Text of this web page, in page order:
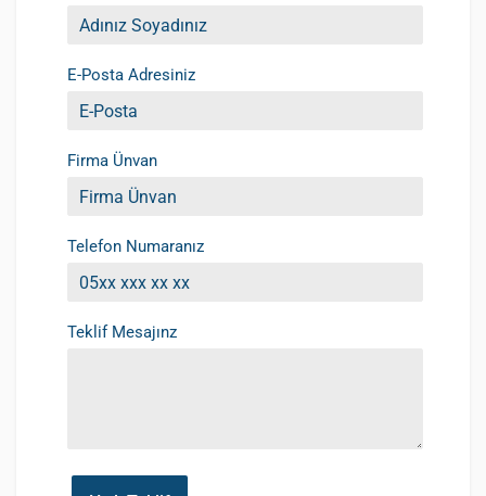
E-Posta Adresiniz
Firma Ünvan
Telefon Numaranız
Teklif Mesajınz